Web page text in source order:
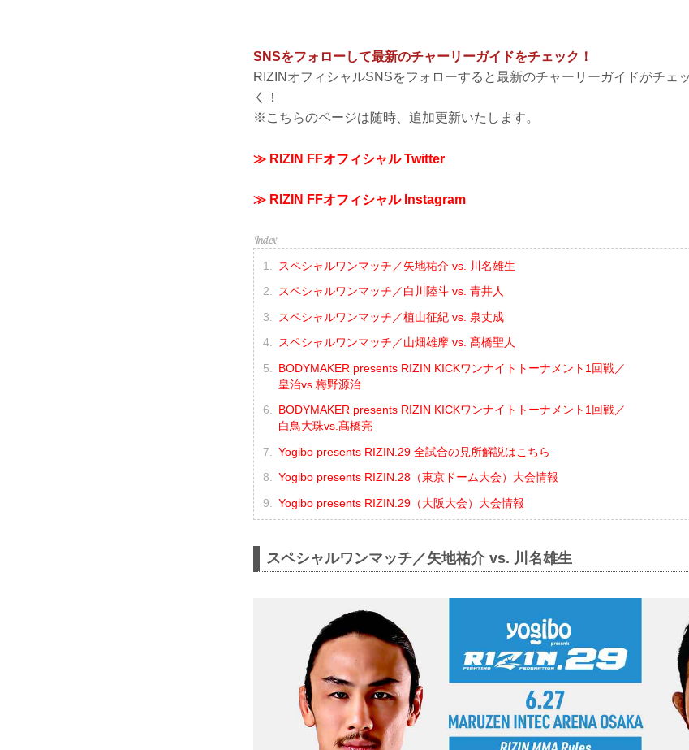
SNSをフォローして最新のチャーリーガイドをチェック！
RIZINオフィシャルSNSをフォローすると最新のチャーリーガイドがチェ
く！
※こちらのページは随時、追加更新いたします。
≫ RIZIN FFオフィシャル Twitter
≫ RIZIN FFオフィシャル Instagram
スペシャルワンマッチ／矢地祐介 vs. 川名雄生
スペシャルワンマッチ／白川陸斗 vs. 青井人
スペシャルワンマッチ／植山征紀 vs. 泉丈成
スペシャルワンマッチ／山畑雄摩 vs. 髙橋聖人
BODYMAKER presents RIZIN KICKワンナイトトーナメント1回戦／
皇治vs.梅野源治
BODYMAKER presents RIZIN KICKワンナイトトーナメント1回戦／
白鳥大珠vs.髙橋亮
Yogibo presents RIZIN.29 全試合の見所解説はこちら
Yogibo presents RIZIN.28（東京ドーム大会）大会情報
Yogibo presents RIZIN.29（大阪大会）大会情報
スペシャルワンマッチ／矢地祐介 vs. 川名雄生